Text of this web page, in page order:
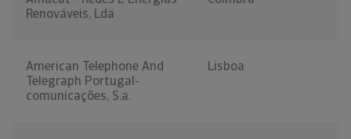
Renováveis, Lda
American Telephone And
Telegraph Portugal-
comunicações, S.a.
Lisboa